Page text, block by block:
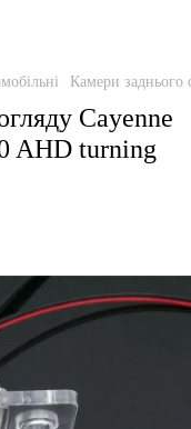
Камери заднього
Cayenne
AHD turning